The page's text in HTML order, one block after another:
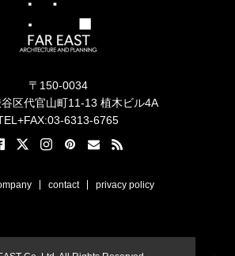
〒150-0034
区代官山町11-13 植木ビル4A
6313-6765
contact privacy policy